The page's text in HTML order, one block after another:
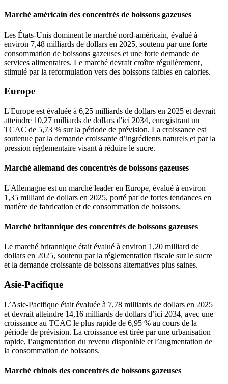
Marché américain des concentrés de boissons gazeuses
Les États-Unis dominent le marché nord-américain, évalué à
environ 7,48 milliards de dollars en 2025, soutenu par une forte
consommation de boissons gazeuses et une forte demande de
services alimentaires. Le marché devrait croître régulièrement,
stimulé par la reformulation vers des boissons faibles en calories.
Europe
L'Europe est évaluée à 6,25 milliards de dollars en 2025 et devrait
atteindre 10,27 milliards de dollars d'ici 2034, enregistrant un
TCAC de 5,73 % sur la période de prévision. La croissance est
soutenue par la demande croissante d’ingrédients naturels et par la
pression réglementaire visant à réduire le sucre.
Marché allemand des concentrés de boissons gazeuses
L'Allemagne est un marché leader en Europe, évalué à environ
1,35 milliard de dollars en 2025, porté par de fortes tendances en
matière de fabrication et de consommation de boissons.
Marché britannique des concentrés de boissons gazeuses
Le marché britannique était évalué à environ 1,20 milliard de
dollars en 2025, soutenu par la réglementation fiscale sur le sucre
et la demande croissante de boissons alternatives plus saines.
Asie-Pacifique
L’Asie-Pacifique était évaluée à 7,78 milliards de dollars en 2025
et devrait atteindre 14,16 milliards de dollars d’ici 2034, avec une
croissance au TCAC le plus rapide de 6,95 % au cours de la
période de prévision. La croissance est tirée par une urbanisation
rapide, l’augmentation du revenu disponible et l’augmentation de
la consommation de boissons.
Marché chinois des concentrés de boissons gazeuses